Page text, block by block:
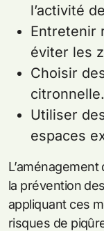
l’activité
Entretenir
éviter les
Choisir
citronnelle.
Utiliser
espaces
la prévention
appliquant ces
risques de